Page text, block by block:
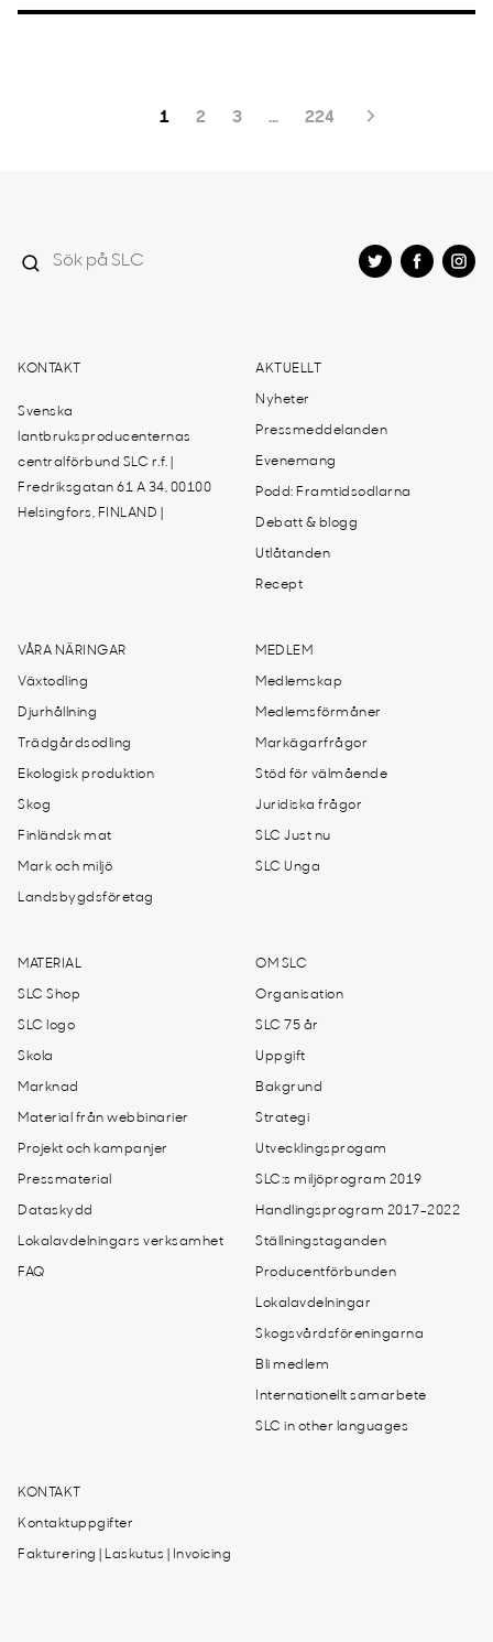
1 2 3 … 224
KONTAKT
Svenska
lantbruksproducenternas
centralförbund SLC r.f. |
Fredriksgatan 61 A 34, 00100
Helsingfors, FINLAND |
AKTUELLT
Nyheter
Pressmeddelanden
Evenemang
Podd: Framtidsodlarna
Debatt & blogg
Utlåtanden
Recept
VÅRA NÄRINGAR
Växtodling
Djurhållning
Trädgårdsodling
Ekologisk produktion
Skog
Finländsk mat
Mark och miljö
Landsbygdsföretag
MEDLEM
Medlemskap
Medlemsförmåner
Markägarfrågor
Stöd för välmående
Juridiska frågor
SLC Just nu
SLC Unga
MATERIAL
SLC Shop
SLC logo
Skola
Marknad
Material från webbinarier
Projekt och kampanjer
Pressmaterial
Dataskydd
Lokalavdelningars verksamhet
FAQ
OM SLC
Organisation
SLC 75 år
Uppgift
Bakgrund
Strategi
Utvecklingsprogam
SLC:s miljöprogram 2019
Handlingsprogram 2017-2022
Ställningstaganden
Producentförbunden
Lokalavdelningar
Skogsvårdsföreningarna
Bli medlem
Internationellt samarbete
SLC in other languages
KONTAKT
Kontaktuppgifter
Fakturering | Laskutus | Invoicing